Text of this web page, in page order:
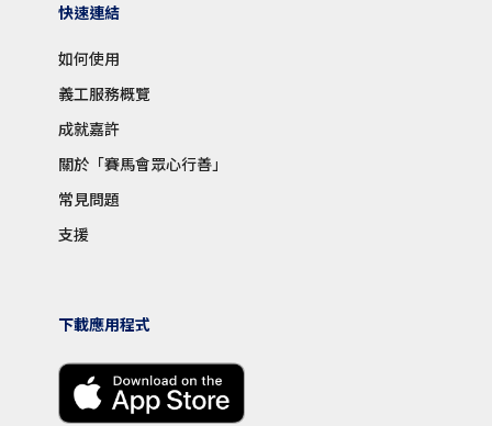
快速連結
如何使用
義工服務概覽
成就嘉許
關於「賽馬會眾心行善」
常見問題
支援
下載應用程式